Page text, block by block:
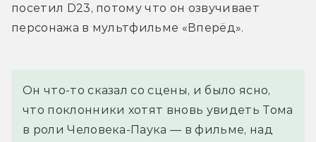
посетил D23, потому что он озвучивает
персонажа в мультфильме «Вперёд».
Он что-то сказал со сцены, и было ясно,
что поклонники хотят вновь увидеть Тома
в роли Человека-Паука — в фильме, над